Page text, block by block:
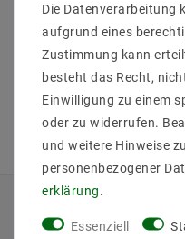
QUICKLINKS
Die Datenverarbeitung
aufgrund eines
Zustimmung kann
besteht das Recht,
Einwilligung zu einem
oder zu widerrufen.
und weitere Hinweise
personenbezogener
erklärung
Essenziell